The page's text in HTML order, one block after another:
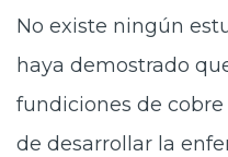
Acceso
No existe ningún
haya demostrado
fundiciones de
de desarrollar la